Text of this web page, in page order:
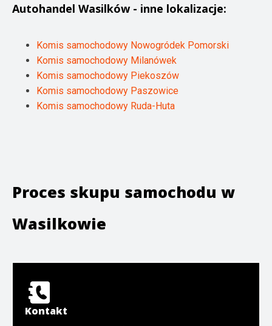
Autohandel Wasilków - inne lokalizacje:
Komis samochodowy Nowogródek Pomorski
Komis samochodowy Milanówek
Komis samochodowy Piekoszów
Komis samochodowy Paszowice
Komis samochodowy Ruda-Huta
Proces skupu samochodu w
Wasilkowie
Kontakt